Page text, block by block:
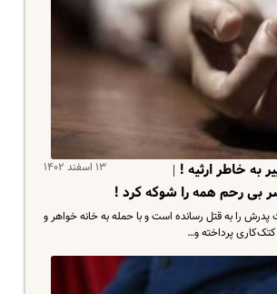
۱۳ اسفند ۱۴۰۲
به خاطر ارثیه ! |
بی رحم همه را شوکه کرد !
است پدرش را به قتل رسانده است و با حمله به خانه خواهر و
پرداخته و…